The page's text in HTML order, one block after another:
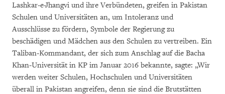
Lashkar-e-Jhangvi und ihre Verbündeten, greifen in Pakistan
Schulen und Universitäten an, um Intoleranz und
Ausschlüsse zu fördern, Symbole der Regierung zu
beschädigen und Mädchen aus den Schulen zu vertreiben. Ein
Taliban-Kommandant, der sich zum Anschlag auf die Bacha
Khan-Universität in KP im Januar 2016 bekannte, sagte: „Wir
werden weiter Schulen, Hochschulen und Universitäten
überall in Pakistan angreifen, denn sie sind die Brutstätten